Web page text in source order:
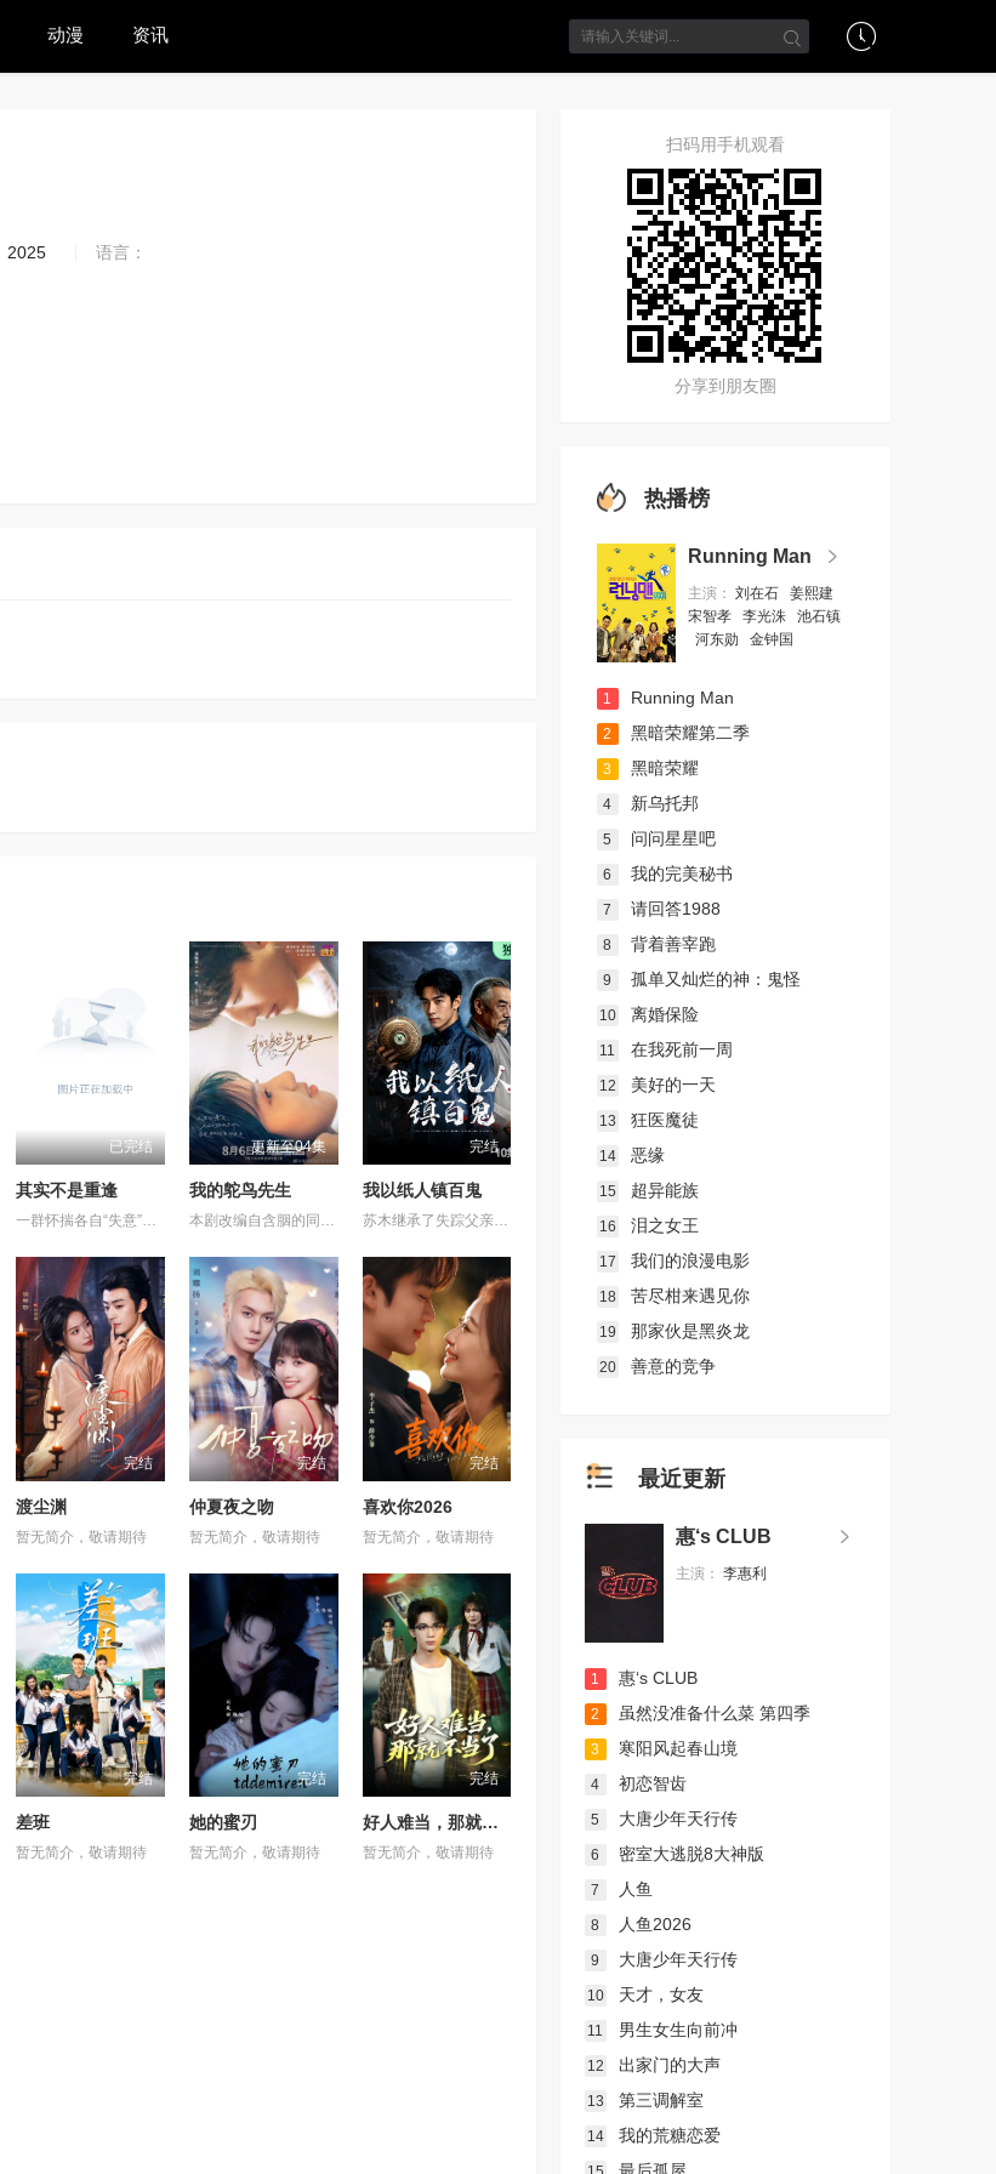
动漫 资讯
2025
语言：
已完结
其实不是重逢
一群怀揣各自“失意”的年轻人，在沿海小城南安相遇相知，他们决心各展所长创办旅行社。他们以当地的特色人文与美食为引，用真诚与创意打动游客。尽管在创业路上笑料百出，但他们也渐渐褪去青涩，逐渐打响“成功旅行社”的品牌。从“冤家”互怼到甜蜜携手，“成功小分队”不仅在南安扎根了事业，更收获了惺惺相惜的友情与双向奔赴的爱情。
更新至04集
我的鸵鸟先生
本剧改编自含胭的同名小说，讲述了邻家女孩庞倩（苏晓彤 饰）与童年时因一场意外落下身体残缺的少年顾铭夕（何洛洛 饰）的成长印记与深深联结。两人在命运波折中相互救赎、彼此成长，最终通过一本漫画《我的螃蟹小姐》，揭开埋藏多年的深情。
完结
我以纸人镇百鬼
苏木继承了失踪父亲留下的白事馆，本想低调扎纸维生，却因一具流血的新娘纸人卷入了一场跨越十年的惊天阴谋。这纸人身上，竟贴着父亲消失前的绝命符箓。为了寻找父亲，苏木手持家传罗盘，独闯古镇鬼婚宴，掌扇招魂神棍。深陷租界纸域大楼，反杀吸血资本家。最终踏入生人勿近的封门村，揭开百人活尸背后的血泪冤案。随着三块罗盘碎片合一，当年的背叛者，父亲的结拜兄弟王叔现身夺宝。王叔布下万怨噬魂阵，欲将苏木炼成杀戮傀儡。生死关头，苏木觉醒苏家至高血脉，融合父亲残魂，引九霄神雷荡平邪祟。你以为苏家扎的是纸，不，扎的是这世间的公道。从此，苏木手持罗盘，行走阴阳，开启了一段热血又诡异的捉鬼传奇。
完结
渡尘渊
暂无简介，敬请期待
完结
仲夏夜之吻
暂无简介，敬请期待
完结
喜欢你2026
暂无简介，敬请期待
完结
差班
暂无简介，敬请期待
完结
她的蜜刃
暂无简介，敬请期待
完结
好人难当，那就不当了
暂无简介，敬请期待
扫码用手机观看
分享到朋友圈
热播榜
Running Man
主演： 刘在石
姜熙建
宋智孝
李光洙
池石镇
河东勋
金钟国
1 Running Man
2 黑暗荣耀第二季
3 黑暗荣耀
4 新乌托邦
5 问问星星吧
6 我的完美秘书
7 请回答1988
8 背着善宰跑
9 孤单又灿烂的神：鬼怪
10 离婚保险
11 在我死前一周
12 美好的一天
13 狂医魔徒
14 恶缘
15 超异能族
16 泪之女王
17 我们的浪漫电影
18 苦尽柑来遇见你
19 那家伙是黑炎龙
20 善意的竞争
最近更新
惠‘s CLUB
主演： 李惠利
1 惠‘s CLUB
2 虽然没准备什么菜 第四季
3 寒阳风起春山境
4 初恋智齿
5 大唐少年天行传
6 密室大逃脱8大神版
7 人鱼
8 人鱼2026
9 大唐少年天行传
10 天才，女友
11 男生女生向前冲
12 出家门的大声
13 第三调解室
14 我的荒糖恋爱